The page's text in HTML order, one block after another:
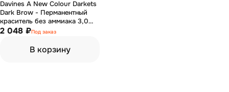
Davines A New Colour Darkets
Dark Brow - Перманентный
краситель без аммиака 3,0
темно-коричневый 60 мл
2 048 ₽Под заказ
В корзину